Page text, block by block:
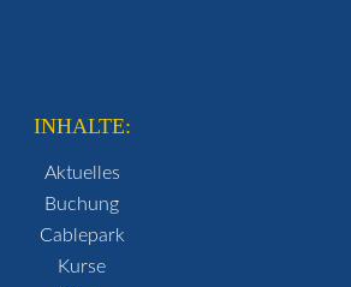
INHALTE:
Aktuelles
Buchung
Cablepark
Kurse